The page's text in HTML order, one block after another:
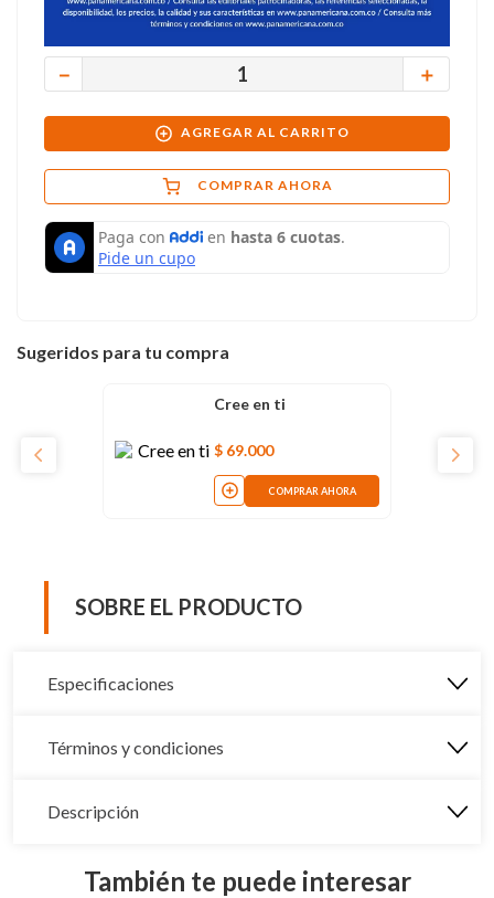
＋
－
AGREGAR AL CARRITO
COMPRAR AHORA
Sugeridos para tu compra
Cree en ti
$ 69.000
COMPRAR AHORA
SOBRE EL PRODUCTO
Especificaciones
Términos y condiciones
Descripción
También te puede interesar